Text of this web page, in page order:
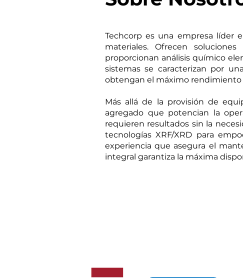
Techcorp es una empresa líder
materiales. Ofrecen
proporcionan análisis químico
sistemas se caracterizan por
obtengan el máximo rendimiento
Más allá de la provisión de
agregado que potencian la
requieren resultados sin la
tecnologías XRF/XRD para
experiencia que asegura el
integral garantiza la máxima